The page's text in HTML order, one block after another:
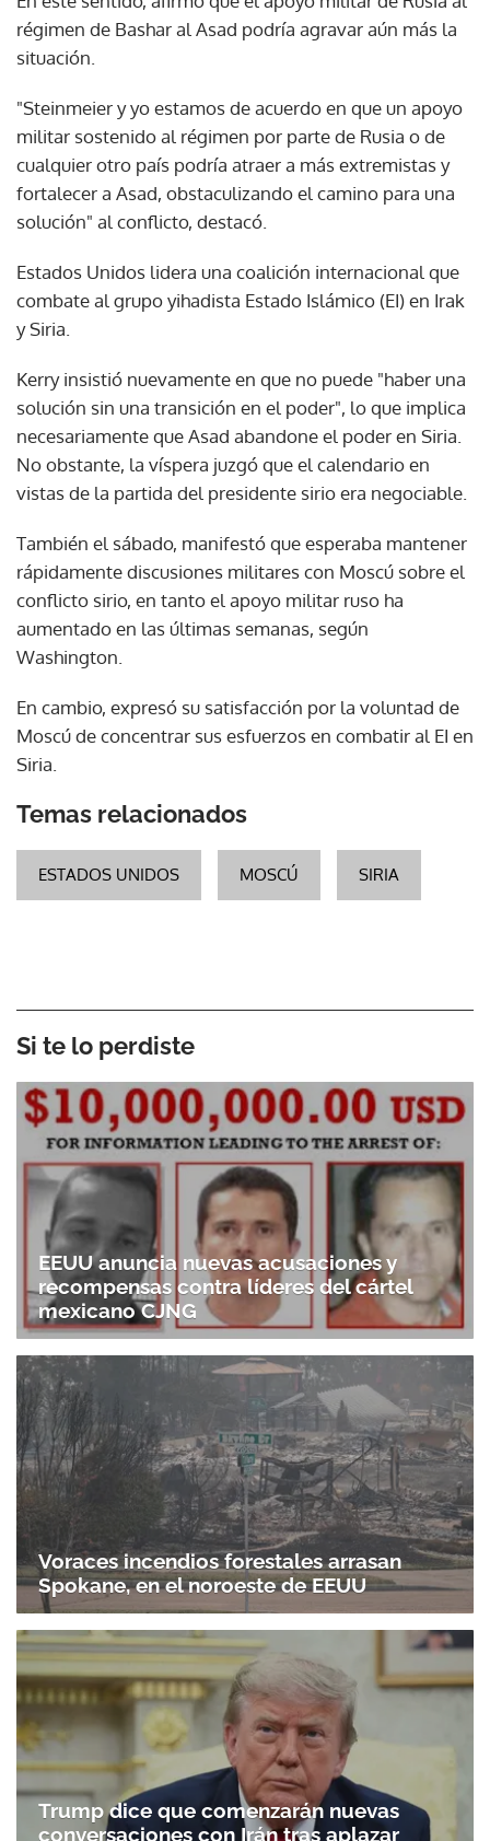
régimen de Bashar al Asad podría agravar aún más la
situación.
"Steinmeier y yo estamos de acuerdo en que un apoyo
militar sostenido al régimen por parte de Rusia o de
cualquier otro país podría atraer a más extremistas y
fortalecer a Asad, obstaculizando el camino para una
solución" al conflicto, destacó.
Estados Unidos lidera una coalición internacional que
combate al grupo yihadista Estado Islámico (EI) en Irak
y Siria.
Kerry insistió nuevamente en que no puede "haber una
solución sin una transición en el poder", lo que implica
necesariamente que Asad abandone el poder en Siria.
No obstante, la víspera juzgó que el calendario en
vistas de la partida del presidente sirio era negociable.
También el sábado, manifestó que esperaba mantener
rápidamente discusiones militares con Moscú sobre el
conflicto sirio, en tanto el apoyo militar ruso ha
aumentado en las últimas semanas, según
Washington.
En cambio, expresó su satisfacción por la voluntad de
Moscú de concentrar sus esfuerzos en combatir al EI en
Siria.
Temas relacionados
ESTADOS UNIDOS MOSCÚ SIRIA
Si te lo perdiste
EEUU anuncia nuevas acusaciones y
recompensas contra líderes del cártel
mexicano CJNG
Voraces incendios forestales arrasan
Spokane, en el noroeste de EEUU
Trump dice que comenzarán nuevas
conversaciones con Irán tras aplazar